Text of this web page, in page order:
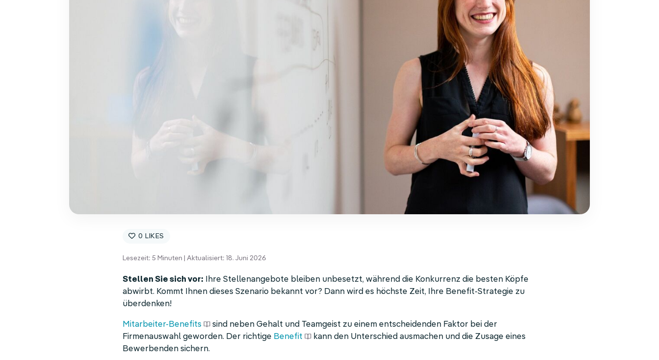
0
Lesezeit:5 Minuten | Aktualisiert: 18. Juni 2026
Stellen Sie sich vor: Ihre Stellenangebote bleiben unbesetzt, während die Konkurrenz die besten Köpfe
abwirbt. Kommt Ihnen dieses Szenario bekannt vor? Dann wird es höchste Zeit, Ihre Benefit-Strategie zu
überdenken!
Mitarbeiter-Benefits
sind neben Gehalt und Teamgeist zu einem entscheidenden Faktor bei der
Firmenauswahl geworden. Der richtige Benefit
kann den Unterschied ausmachen und die Zusage eines
Bewerbenden sichern.